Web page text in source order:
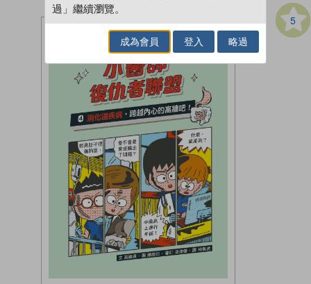
5
過」繼續瀏覽。
成為會員 登入 略過